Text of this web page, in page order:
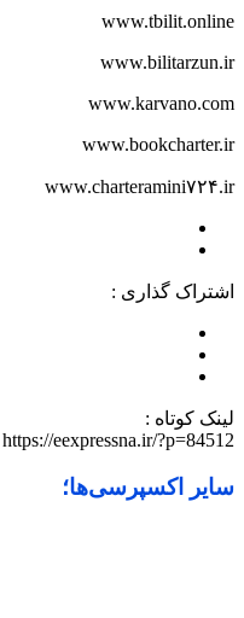
www.tbilit.online
www.bilitarzun.ir
www.karvano.com
www.bookcharter.ir
www.charteramini۷۲۴.ir
اشتراک گذاری :
لینک کوتاه :
https://eexpressna.ir/?p=84512
سایر اکسپرسی‌ها؛